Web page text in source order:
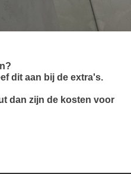
dit aan bij de extra's.
dan zijn de kosten voor